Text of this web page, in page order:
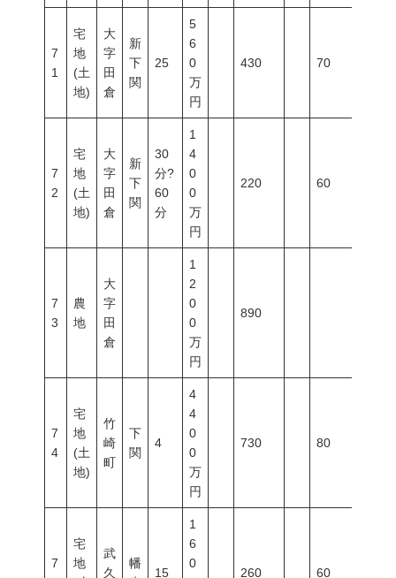
7
1
宅
地
(土
地)
大
字
田
倉
新
下
関
25
5
6
0
万
円
430 70
7
2
宅
地
(土
地)
大
字
田
倉
新
下
関
30
分?
60
分
1
4
0
0
万
円
220 60
7
3
農
地
大
字
田
倉
1
2
0
0
万
円
890
7
4
宅
地
(土
地)
竹
崎
町
下
関
4
4
4
0
0
万
円
730 80
7
宅
地
武
久
幡
15
1
6
0
260 60